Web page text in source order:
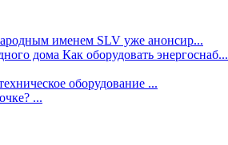
именем SLV уже анонсир...
дома Как оборудовать энергоснаб...
оборудование ...
...